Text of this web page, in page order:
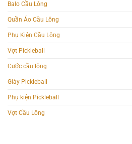
Balo Cầu Lông
Quần Áo Cầu Lông
Phụ Kiện Cầu Lông
Vợt Pickleball
Cước cầu lông
Giày Pickleball
Phụ kiện Pickleball
Vợt Cầu Lông